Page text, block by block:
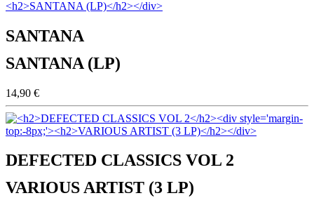
SANTANA
SANTANA (LP)
14,90 €
DEFECTED CLASSICS VOL 2
VARIOUS ARTIST (3 LP)